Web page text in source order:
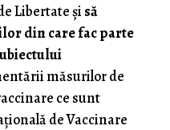
Libertate şi să
din care fac parte
măsurilor de
ce sunt
de Vaccinare